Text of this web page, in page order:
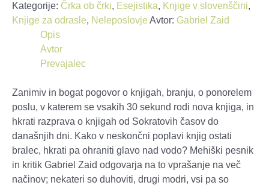
Kategorije: Črka ob črki, Esejistika, Knjige v slovenščini,
Knjige za odrasle, Neleposlovje Avtor: Gabriel Zaid
Opis
Avtor
Prevajalec
Zanimiv in bogat pogovor o knjigah, branju, o ponorelem
poslu, v katerem se vsakih 30 sekund rodi nova knjiga, in
hkrati razprava o knjigah od Sokratovih časov do
današnjih dni. Kako v neskončni poplavi knjig ostati
bralec, hkrati pa ohraniti glavo nad vodo? Mehiški pesnik
in kritik Gabriel Zaid odgovarja na to vprašanje na več
načinov; nekateri so duhoviti, drugi modri, vsi pa so